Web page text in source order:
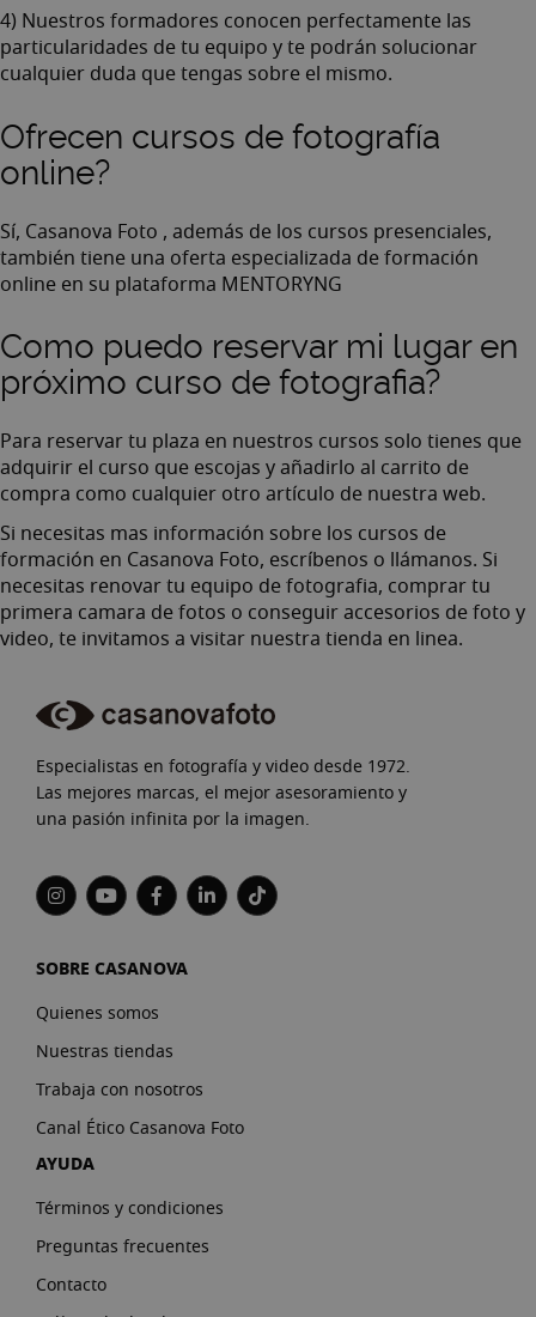
4) Nuestros formadores conocen perfectamente las
particularidades de tu equipo y te podrán solucionar
cualquier duda que tengas sobre el mismo.
Ofrecen cursos de fotografía
online?
Sí, Casanova Foto , además de los cursos presenciales,
también tiene una oferta especializada de formación
online en su plataforma MENTORYNG
Como puedo reservar mi lugar en
próximo curso de fotografia?
Para reservar tu plaza en nuestros cursos solo tienes que
adquirir el curso que escojas y añadirlo al carrito de
compra como cualquier otro artículo de nuestra web.
Si necesitas mas información sobre los cursos de
formación en Casanova Foto, escríbenos o llámanos. Si
necesitas renovar tu equipo de fotografia, comprar tu
primera camara de fotos o conseguiraccesorios de foto y
video, te invitamos a visitar nuestra tienda en linea.
Especialistas en fotografía y video desde 1972.
Las mejores marcas, el mejor asesoramiento y
una pasión infinita por la imagen.
SOBRE CASANOVA
Quienes somos
Nuestras tiendas
Trabaja con nosotros
Canal Ético Casanova Foto
AYUDA
Términos y condiciones
Preguntas frecuentes
Contacto